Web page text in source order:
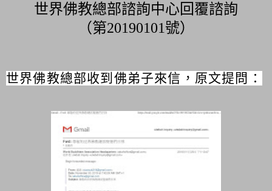
世界佛教總部諮詢中心回覆諮詢
（第20190101號）
世界佛教總部收到佛弟子來信，原文提問：